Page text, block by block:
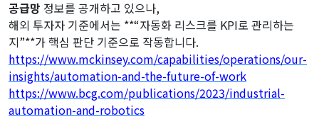
공급망 정보를 공개하고 있으나,
해외 투자자 기준에서는 **“자동화 리스크를 KPI로 관리하는
지”**가 핵심 판단 기준으로 작동합니다.
https://www.mckinsey.com/capabilities/operations/our-
insights/automation-and-the-future-of-work
https://www.bcg.com/publications/2023/industrial-
automation-and-robotics